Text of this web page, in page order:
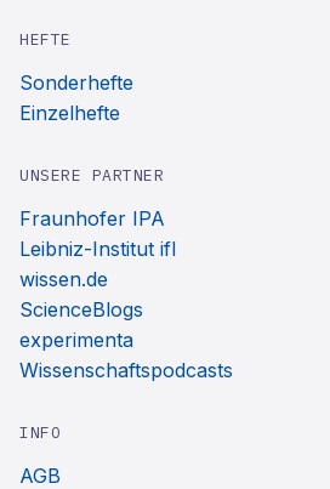
HEFTE
Sonderhefte
Einzelhefte
UNSERE PARTNER
Fraunhofer IPA
Leibniz-Institut ifl
wissen.de
ScienceBlogs
experimenta
Wissenschaftspodcasts
INFO
AGB